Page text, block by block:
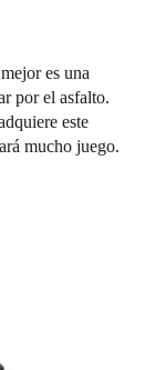
es una
por el asfalto.
este
mucho juego.